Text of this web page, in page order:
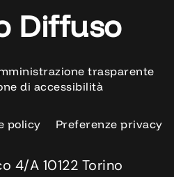
Diffuso
trasparente
di accessibilità
policy Preferenze privacy
4/A 10122 Torino